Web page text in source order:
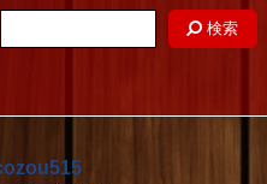
検索